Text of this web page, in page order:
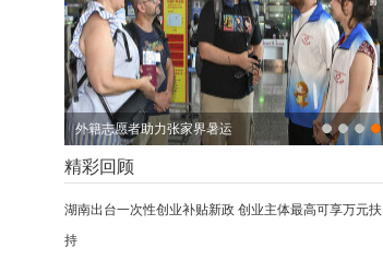
【专题】树立和践行正确政绩观学习教
育
精彩回顾
湖南出台一次性创业补贴新政 创业主体最高可享万元扶
持